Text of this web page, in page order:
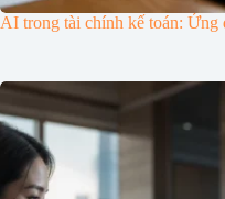
AI trong tài chính kế toán: